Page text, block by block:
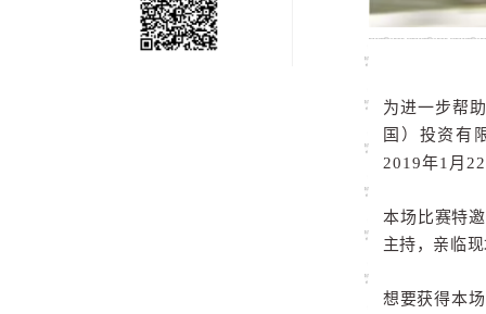
为进一步帮
国）投资有
2019年1月
本场比赛特
主持， 亲临
想要获得本